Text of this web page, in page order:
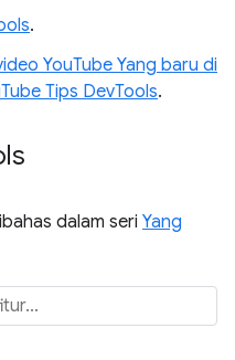
.
YouTube Yang baru di
Tips DevTools.
dalam seri Yang